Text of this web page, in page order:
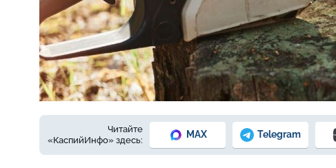
Фото © freepik.com
Читайте
«КаспийИнфо» здесь:
MAX Telegram